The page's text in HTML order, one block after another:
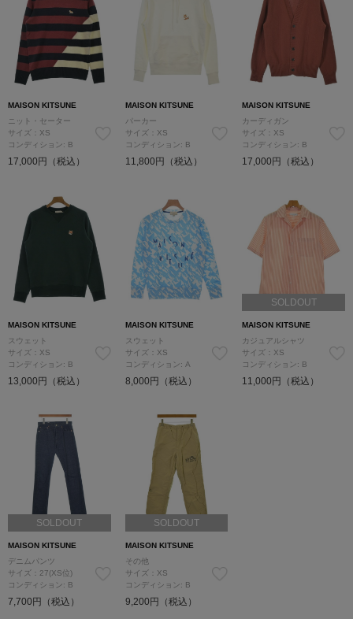
MAISON KITSUNE
ニット・セーター
サイズ：XS
コンディション: B
17,000円（税込）
MAISON KITSUNE
パーカー
サイズ：XS
コンディション: B
11,800円（税込）
MAISON KITSUNE
カーディガン
サイズ：XS
コンディション: B
17,000円（税込）
MAISON KITSUNE
スウェット
サイズ：XS
コンディション: B
13,000円（税込）
MAISON KITSUNE
スウェット
サイズ：XS
コンディション: A
8,000円（税込）
SOLDOUT
MAISON KITSUNE
カジュアルシャツ
サイズ：XS
コンディション: B
11,000円（税込）
SOLDOUT
MAISON KITSUNE
デニムパンツ
サイズ：27(XS位)
コンディション: B
7,700円（税込）
SOLDOUT
MAISON KITSUNE
その他
サイズ：XS
コンディション: B
9,200円（税込）